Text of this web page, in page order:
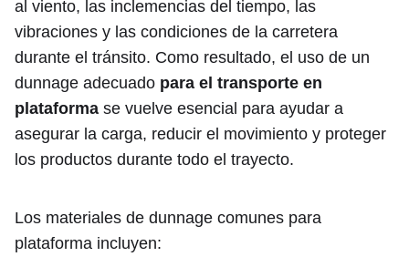
al viento, las inclemencias del tiempo, las
vibraciones y las condiciones de la carretera
durante el tránsito. Como resultado, el uso de un
dunnage adecuado para el transporte en
plataforma se vuelve esencial para ayudar a
asegurar la carga, reducir el movimiento y proteger
los productos durante todo el trayecto.
Los materiales de dunnage comunes para
plataforma incluyen: